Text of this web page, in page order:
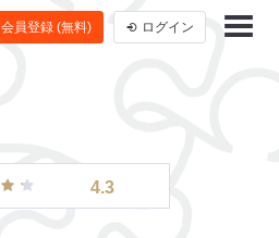
会員登録 (無料) ログイン
4.3